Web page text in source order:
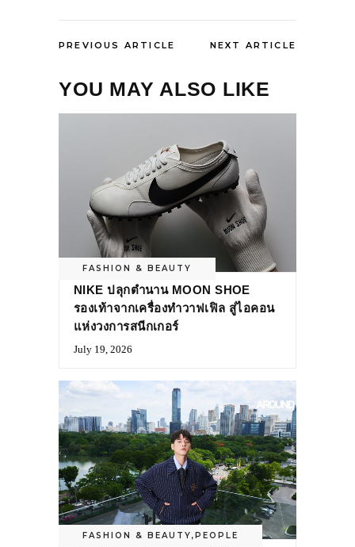
PREVIOUS ARTICLE NEXT ARTICLE
YOU MAY ALSO LIKE
FASHION & BEAUTY
NIKE ปลุกตำนาน MOON SHOE
รองเท้าจากเครื่องทำวาฟเฟิล สู่ไอคอน
แห่งวงการสนีกเกอร์
July 19, 2026
FASHION & BEAUTY,PEOPLE